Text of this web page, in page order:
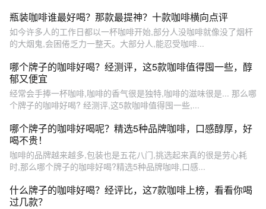
瓶装咖啡谁最好喝？那款最提神？十款咖啡横向点评
如今许多人的工作日都以一杯咖啡开始,部分人没咖啡就像没了烟杆
的大烟鬼,会困倦乏力一整天。大部分人,能忍受咖啡...
哪个牌子的咖啡好喝？经测评，这5款咖啡值得囤一些，醇
郁又便宜
经常会手捧一杯咖啡,咖啡的香气很是独特,咖啡的滋味很是... 那么哪
个牌子的咖啡好喝? 经测评,这5款咖啡值得囤一些,...
哪个牌子的咖啡好喝呢？精选5种品牌咖啡，口感醇厚，好
喝不贵！
咖啡的品牌越来越多,包装也是五花八门,挑选起来真的很是劳心耗
时,那么哪个牌子的咖啡好喝?精选5种品牌咖啡,口感...
什么牌子的咖啡好喝？经评比，这7款咖啡上榜，看看你喝
过几款？